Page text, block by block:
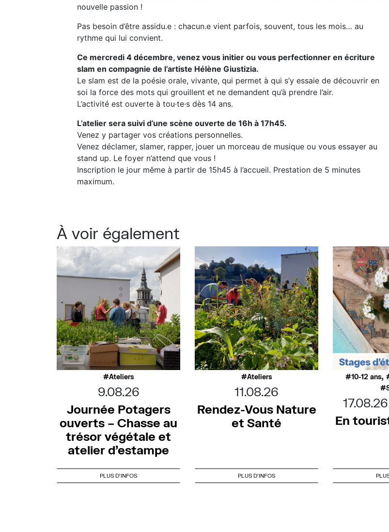
nouvelle passion !
Pas besoin d’être assidu.e : chacun.e vient parfois, souvent, tous les mois… au
rythme qui lui convient.
Ce mercredi 4 décembre, venez vous initier ou vous perfectionner en écriture
slam en compagnie de l’artiste Hélène Giustizia.
Le slam est de la poésie orale, vivante, qui permet à qui s’y essaie de découvrir en
soi la force des mots qui grouillent et ne demandent qu’à prendre l’air.
L’activité est ouverte à tou·te·s dès 14 ans.
L’atelier sera suivi d’une scène ouverte de 16h à 17h45.
Venez y partager vos créations personnelles.
Venez déclamer, slamer, rapper, jouer un morceau de musique ou vous essayer au
stand up. Le foyer n’attend que vous !
Inscription le jour même à partir de 15h45 à l’accueil. Prestation de 5 minutes
maximum.
À voir également
Ateliers
9.08.26
Journée Potagers
ouverts – Chasse au
trésor végétale et
atelier d’estampe
PLUS D'INFOS
Ateliers
11.08.26
Rendez-Vous Nature
et Santé
PLUS D'INFOS
10-12 ans,
17.08.26
En